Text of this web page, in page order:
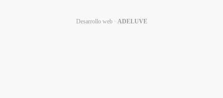
Desarrollo web · ADELUVE